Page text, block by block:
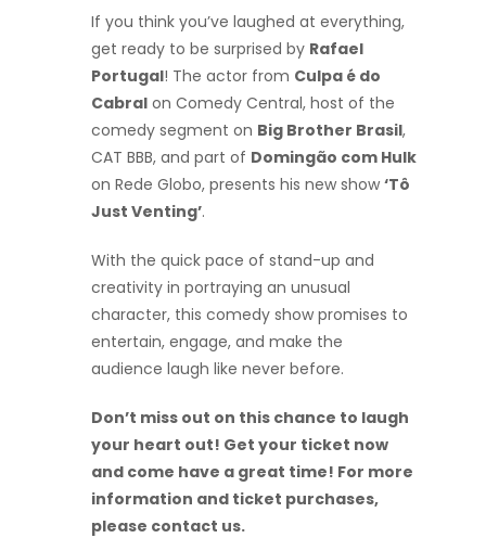
If you think you’ve laughed at everything,
get ready to be surprised by Rafael
Portugal! The actor from Culpa é do
Cabral on Comedy Central, host of the
comedy segment on Big Brother Brasil,
CAT BBB, and part of Domingão com Hulk
on Rede Globo, presents his new show ‘Tô
Just Venting’.
With the quick pace of stand-up and
creativity in portraying an unusual
character, this comedy show promises to
entertain, engage, and make the
audience laugh like never before.
Don’t miss out on this chance to laugh
your heart out! Get your ticket now
and come have a great time! For more
information and ticket purchases,
please contact us.